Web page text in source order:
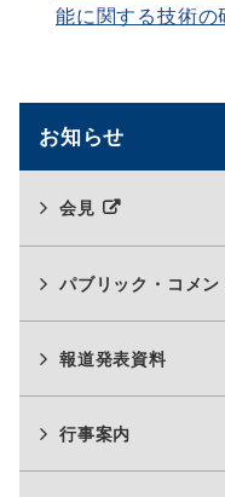
能に関する技術の
お知らせ
会見
ン
で
パブリック・コメン
報道発表資料
行事案内